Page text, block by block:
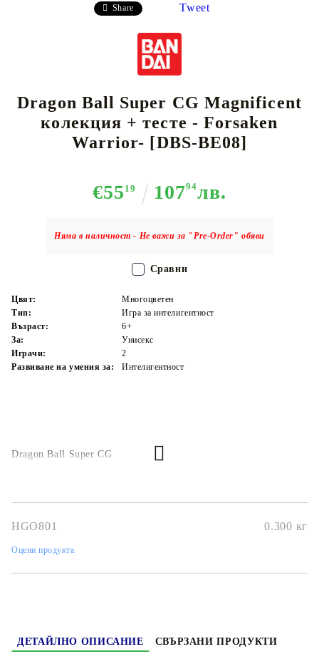
Share Tweet
Dragon Ball Super CG Magnificent
колекция + тесте - Forsaken
Warrior- [DBS-BE08]
€55 19 10794лв.
Няма в наличност - Не важи за "Pre-Order" обяви
Dragon Ball Super CG
Цвят:
Многоцветен
Тип:
Игра за интелигентност
Възраст:
6+
За:
Унисекс
Играчи:
2
Развиване на умения за:
Интелигентност
HGO801 0.300 кг
Оцени продукта
Сравни
ДЕТАЙЛНО ОПИСАНИЕ
СВЪРЗАНИ ПРОДУКТИ